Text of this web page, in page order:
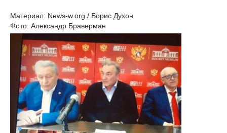
Материал: News-w.org / Борис Духон
Фото: Александр Браверман